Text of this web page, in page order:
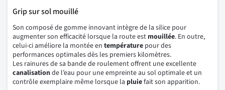
Grip sur sol mouillé
Son composé de gomme innovant intègre de la silice pour
augmenter son efficacité lorsque la route est mouillée. En outre,
celui-ci améliore la montée en température pour des
performances optimales dès les premiers kilomètres.
Les rainures de sa bande de roulement offrent une excellente
canalisationde l’eau pour une empreinte au sol optimale et un
contrôle exemplaire même lorsque la pluiefait son apparition.